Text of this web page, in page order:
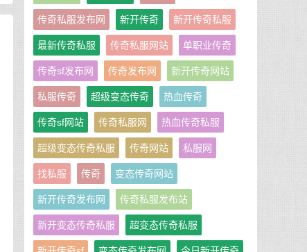
传奇私服发布网 新开传奇 新开传奇私服
最新传奇私服 传奇私服网站 单职业传奇
传奇sf发布网 传奇发布网 新开传奇网站
私服传奇 超级变态传奇 热血传奇
传奇sf网站 传奇私服网 热血传奇私服
超级变态传奇私服 传奇网站 私服网
找私服 传奇 变态传奇网站
新开传奇发布网 传奇私服发布站
新开变态传奇私服 超变态传奇私服